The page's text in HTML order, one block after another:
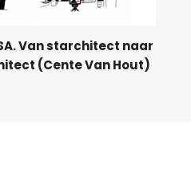
Van starchitect naar
(Cente Van Hout)